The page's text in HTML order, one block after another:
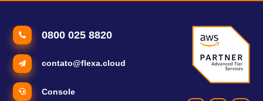
0800 025 8820
contato@flexa.cloud
Console